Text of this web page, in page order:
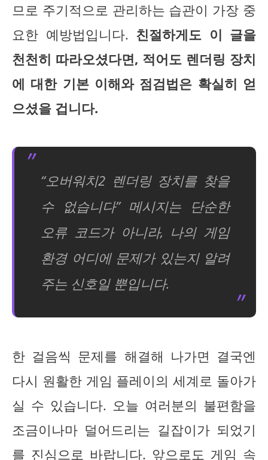
므로 주기적으로 관리하는 습관이 가장 중
요한 예방법입니다. 친절하게도 이 글을
천천히 따라오셨다면, 적어도 렌더링 장치
에 대한 기본 이해와 점검법은 확실히 얻
으셨을 겁니다.
“오버워치2 렌더링 장치를 찾을
수 없습니다” 메시지는 단순한
오류 코드가 아니라, 나의 게임
환경 어디에 문제가 있는지 알려
주는 신호일 뿐입니다.
한 걸음씩 문제를 해결해 나가면 결국엔
다시 원활한 게임 플레이의 세계로 돌아가
실 수 있습니다. 오늘 여러분의 불편함을
조금이나마 덜어드리는 길잡이가 되었기
를 진심으로 바랍니다. 앞으로도 게임 속